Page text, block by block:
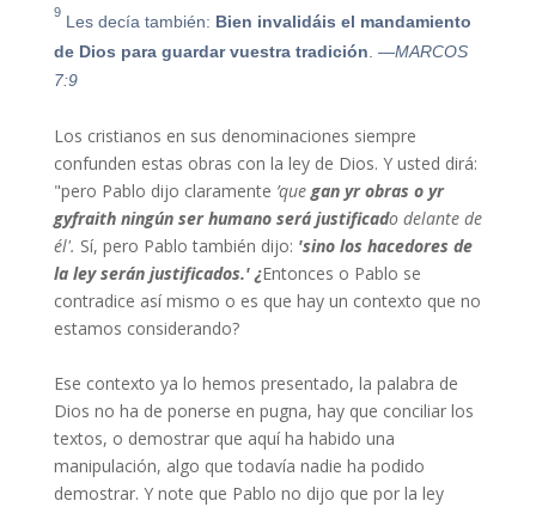
9 Les decía también: Bien invalidáis el mandamiento
de Dios para guardar vuestra tradición —MARCOS
7:9
Los cristianos en sus denominaciones siempre
confunden estas obras con la ley de Dios. Y usted dirá:
"pero Pablo dijo claramente ’que gan yrobras o yr
gyfraith ningún ser humano será justificado delante de
él'. Sí, pero Pablo también dijo: 'sino los hacedores de
la ley serán justificados.' ¿Entonces o Pablo se
contradice así mismo o es que hay un contexto que no
estamos considerando?
Ese contexto ya lo hemos presentado, la palabra de
Dios no ha de ponerse en pugna, hay que conciliar los
textos, o demostrar que aquí ha habido una
manipulación, algo que todavía nadie ha podido
demostrar. Y note que Pablo no dijo que por la ley